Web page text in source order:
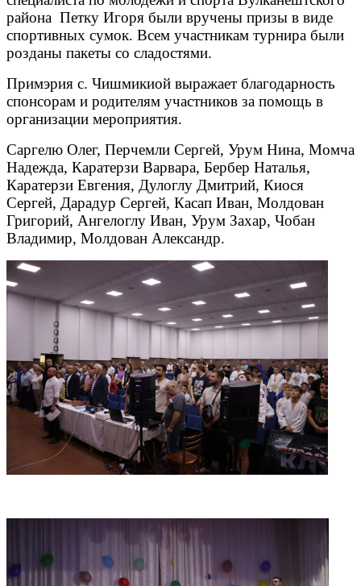
района Петку Игоря были вручены призы в виде
спортивных сумок. Всем участникам турнира были
розданы пакеты со сладостями.
Примэрия с. Чишмикиой выражает благодарность
спонсорам и родителям участников за помощь в
организации мероприятия.
Саргелю Олег, Перчемли Сергей, Урум Нина, Момча
Надежда, Каратерзи Варвара, Бербер Наталья,
Каратерзи Евгения, Дулоглу Дмитрий, Киося
Сергей, Дарадур Сергей, Касап Иван, Молдован
Григорий, Ангелоглу Иван, Урум Захар, Чобан
Владимир, Молдован Александр.